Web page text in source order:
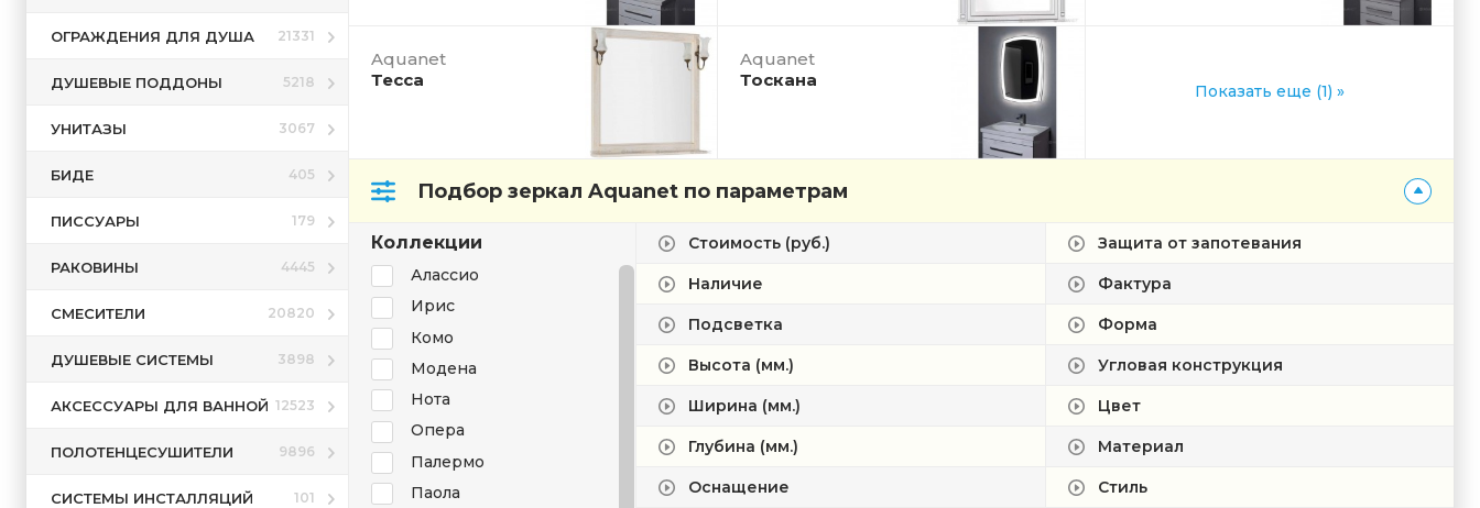
ОГРАЖДЕНИЯ ДЛЯ ДУША 21331
ДУШЕВЫЕ ПОДДОНЫ 5218
УНИТАЗЫ 3067
БИДЕ 405
ПИССУАРЫ 179
РАКОВИНЫ 4445
СМЕСИТЕЛИ 20820
ДУШЕВЫЕ СИСТЕМЫ 3898
АКСЕССУАРЫ ДЛЯ ВАННОЙ 12523
ПОЛОТЕНЦЕСУШИТЕЛИ 9896
СИСТЕМЫ ИНСТАЛЛЯЦИЙ 101
Aquanet
Тесса
Aquanet
Тоскана
Показать еще (1) »
Подбор зеркал Aquanet по параметрам
Коллекции
Алассио
Ирис
Комо
Модена
Нота
Опера
Палермо
Паола
Стоимость (руб.)
Наличие
Подсветка
Высота (мм.)
Ширина (мм.)
Глубина (мм.)
Оснащение
Защита от запотевания
Фактура
Форма
Угловая конструкция
Цвет
Материал
Стиль